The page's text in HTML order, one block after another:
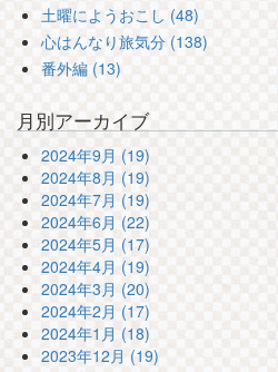
土曜にようおこし (48)
心はんなり旅気分 (138)
番外編 (13)
月別アーカイブ
2024年9月 (19)
2024年8月 (19)
2024年7月 (19)
2024年6月 (22)
2024年5月 (17)
2024年4月 (19)
2024年3月 (20)
2024年2月 (17)
2024年1月 (18)
2023年12月 (19)